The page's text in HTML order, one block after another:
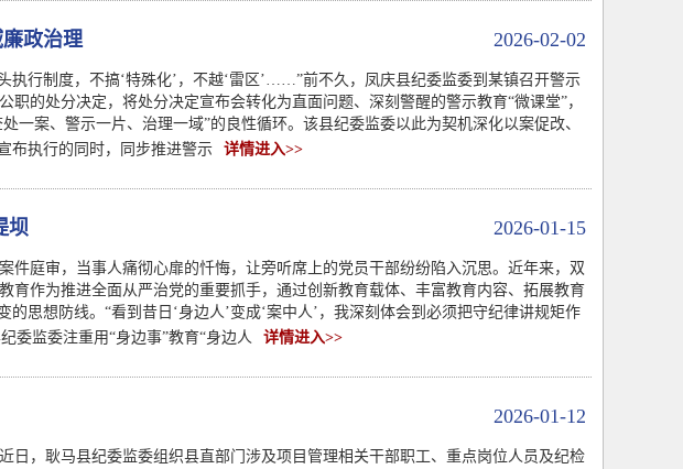
2026-02-02
政治理
执行制度，不搞‘特殊化’，不越‘雷区’……”前不久，凤庆县纪委监委到某镇召开警示
的处分决定，将处分决定宣布会转化为直面问题、深刻警醒的警示教育“微课堂”，
一案、警示一片、治理一域”的良性循环。该县纪委监委以此为契机深化以案促改、
布执行的同时，同步推进警示
详情进入>>
2026-01-15
坝
件庭审，当事人痛彻心扉的忏悔，让旁听席上的党员干部纷纷陷入沉思。近年来，双
育作为推进全面从严治党的重要抓手，通过创新教育载体、丰富教育内容、拓展教育
思想防线。“看到昔日‘身边人’变成‘案中人’，我深刻体会到必须把守纪律讲规矩作
委监委注重用“身边事”教育“身边人
详情进入>>
2026-01-12
日，耿马县纪委监委组织县直部门涉及项目管理相关干部职工、重点岗位人员及纪检